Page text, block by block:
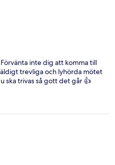
inte dig att komma till
trevliga och lyhörda mötet
ska trivas så gott det går 👍